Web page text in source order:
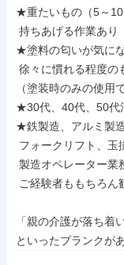
★重たいもの（5～
★塗料の匂いが気に
（塗装時のみの使用
★30代、40代、50代
★鉄製造、アルミ製
「親の介護が落ち着
といったブランクが